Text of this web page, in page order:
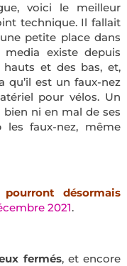
voici le meilleur
technique. Il fallait
petite place dans
existe depuis
hauts et des bas, et,
qu’il est un faux-nez
pour vélos. Un
ni en mal de ses
les faux-nez, même
désormais
2021.
fermés, et encore